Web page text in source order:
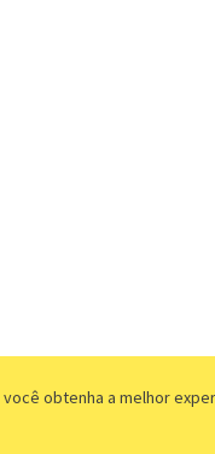
obtenha a melhor